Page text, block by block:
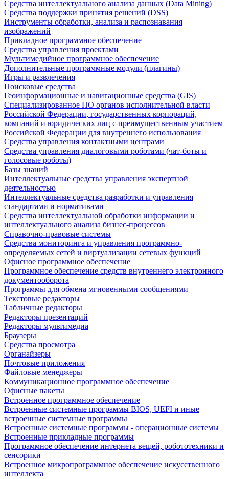
Средства интеллектуального анализа данных (Data Mining)
Средства поддержки принятия решений (DSS)
Инструменты обработки, анализа и распознавания
изображений
Прикладное программное обеспечение
Средства управления проектами
Мультимедийное программное обеспечение
Дополнительные программные модули (плагины)
Игры и развлечения
Поисковые средства
Геоинформационные и навигационные средства (GIS)
Специализированное ПО органов исполнительной власти
Российской Федерации, государственных корпораций,
компаний и юридических лиц с преимущественным участием
Российской Федерации для внутреннего использования
Средства управления контактными центрами
Средства управления диалоговыми роботами (чат-боты и
голосовые роботы)
Базы знаний
Интеллектуальные средства управления экспертной
деятельностью
Интеллектуальные средства разработки и управления
стандартами и нормативами
Средства интеллектуальной обработки информации и
интеллектуального анализа бизнес-процессов
Справочно-правовые системы
Средства мониторинга и управления программно-
определяемых сетей и виртуализации сетевых функций
Офисное программное обеспечение
Программное обеспечение средств внутреннего электронного
документооборота
Программы для обмена мгновенными сообщениями
Текстовые редакторы
Табличные редакторы
Редакторы презентаций
Редакторы мультимедиа
Браузеры
Средства просмотра
Органайзеры
Почтовые приложения
Файловые менеджеры
Коммуникационное программное обеспечение
Офисные пакеты
Встроенное программное обеспечение
Встроенные системные программы BIOS, UEFI и иные
встроенные системные программы
Встроенные системные программы - операционные системы
Встроенные прикладные программы
Программное обеспечение интернета вещей, робототехники и
сенсорики
Встроенное микропрограммное обеспечение искусственного
интеллекта